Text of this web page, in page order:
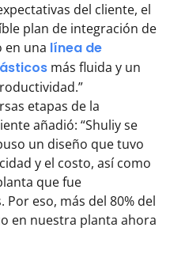
del cliente, el
plan de integración de
en una línea de
más fluida y un
etapas de la
añadió: “Shuliy se
un diseño que tuvo
y el costo, así como
que fue
eso, más del 80% del
en nuestra planta ahora